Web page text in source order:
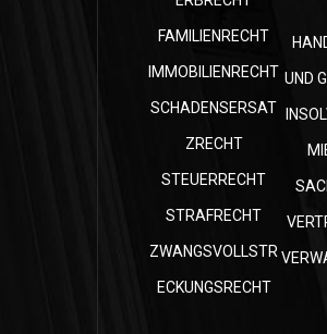
FAMILIENRECHT
IMMOBILIENRECHT
SCHADENSERSAT
ZRECHT
STEUERRECHT
STRAFRECHT
ZWANGSVOLLSTR
ECKUNGSRECHT
UND